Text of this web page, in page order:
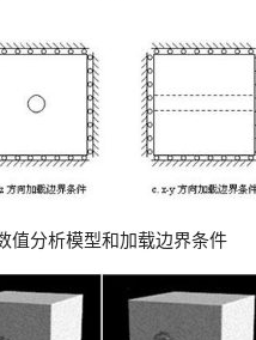
值分析模型和加载边界条件